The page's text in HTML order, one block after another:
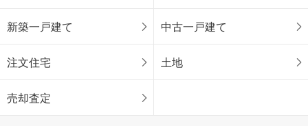
新築一戸建て 中古一戸建て
注文住宅 土地
売却査定